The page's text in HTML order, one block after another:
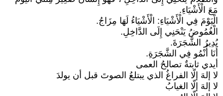
مَعَ الْأَشْيَاءِ.
الْيَوْمَ فِي الْأَشْيَاءِ: الْأَشْيَاءُ لَهَا مِزَاجُ.
الْغُمُوضُ يَنْحَنِي إِلَى الدَّاخِلِ.
يُدِيرُ الشَّجَرَةَ.
أَنَا أُنْمُو فِي الشَّجَرَةِ.
أيدي ثابتةٌ تصالحُ العمى
لا إلهَ إلّا الفراغُ الذي يبتلعُ الصوتَ قبل أن يولدَ
لا إلهَ إلّا الغيابُ